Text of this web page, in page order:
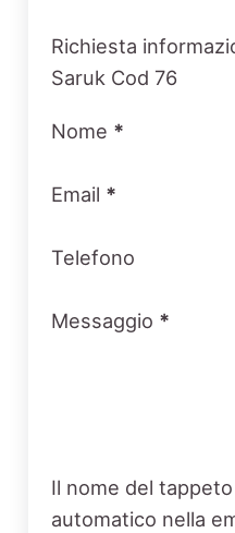
Section
Richiesta
Saruk Cod 76
Nome *
Email *
Telefono
Messaggio *
Il nome del
automatico nella